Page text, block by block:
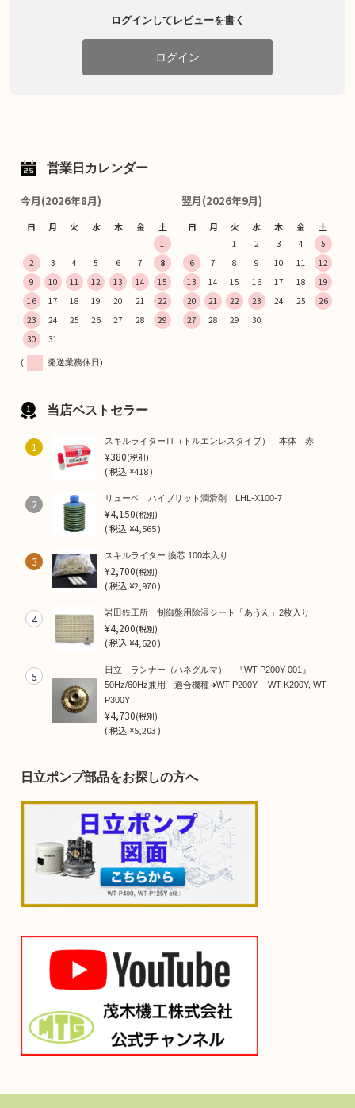
ログインしてレビューを書く
ログイン
営業日カレンダー
今月(2026年8月)
日 月 火 水 木 金 土
1
2
3 4 5 6 7
8
9
10 11 12 13 14
15
16
17 18 19 20 21
22
23
24 25 26 27 28
29
30
31
翌月(2026年9月)
日 月 火 水 木 金 土
1 2 3 4
5
6
7 8 9 10 11
12
13
14 15 16 17 18
19
20
21 22 23 24 25
26
27
28 29 30
( 発送業務休日)
当店ベストセラー
1 スキルライターⅢ（トルエンレスタイプ） 本体 赤
¥380(税別)
(税込¥418 )
2 リューベ ハイブリット潤滑剤 LHL-X100-7
¥4,150(税別)
(税込¥4,565 )
3 スキルライター 換芯 100本入り
¥2,700(税別)
(税込¥2,970 )
4 岩田鉄工所 制御盤用除湿シート「あうん」2枚入り
¥4,200(税別)
(税込¥4,620 )
5
日立 ランナー（ハネグルマ） 『WT-P200Y-001』
50Hz/60Hz兼用 適合機種➜WT-P200Y, WT-K200Y, WT-
P300Y
¥4,730(税別)
(税込¥5,203 )
日立ポンプ部品をお探しの方へ